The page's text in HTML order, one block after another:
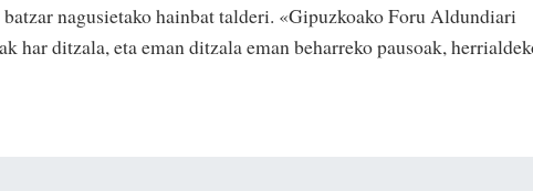
nagusietako hainbat talderi. «Gipuzkoako Foru Aldundiari
har ditzala, eta eman ditzala eman beharreko pausoak,